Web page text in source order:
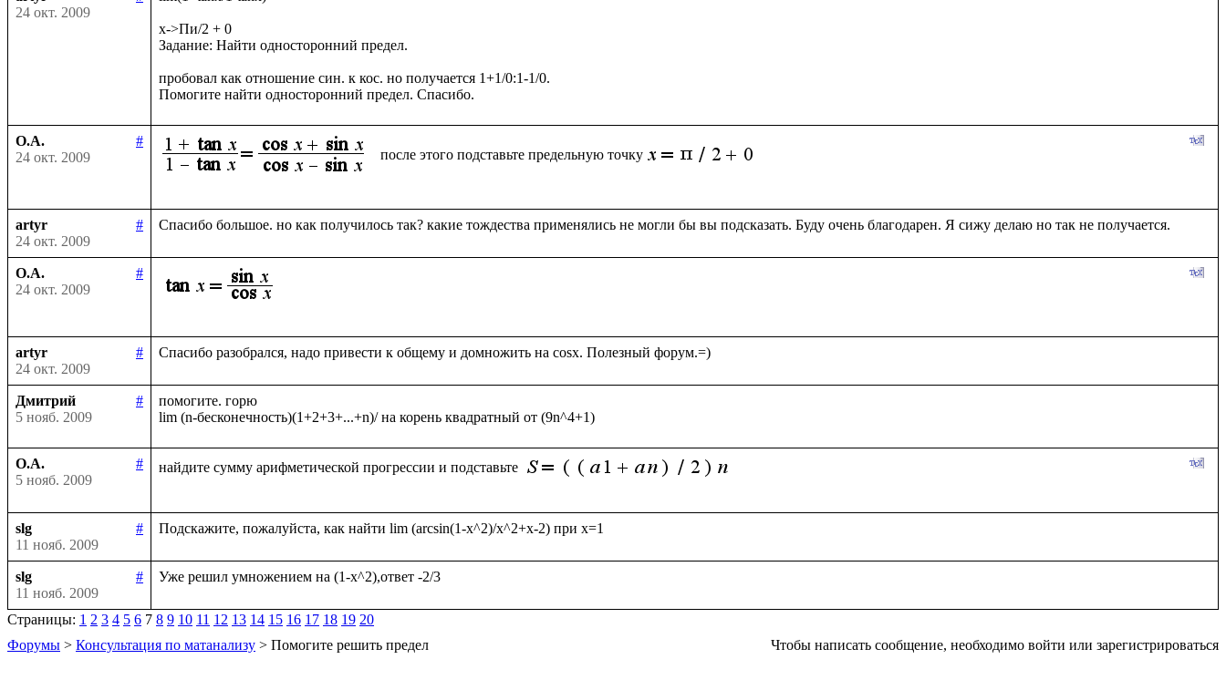
24 окт. 2009
x->Пи/2 + 0
Задание: Найти односторонний предел.
пробовал как отношение син. к кос. но получается 1+1/0:1-1/0.
О.А.
#
24 окт. 2009
после этого подставьте предельную точку
artyr
#
24 окт. 2009
О.А.
#
24 окт. 2009
artyr
#
24 окт. 2009
Дмитрий
#
5 нояб. 2009
помогите. горю
О.А.
#
5 нояб. 2009
найдите сумму арифметической прогрессии и подставьте
slg
#
11 нояб. 2009
slg
#
11 нояб. 2009
Страницы: 1 2 3 4 5 6 7 8 9 10 11 12 13 14 15 16 17 18 19 20
Форумы > Консультация по матанализу > Помогите решить предел Чтобы написать сообщение, необходимо войти или зарегистрироваться